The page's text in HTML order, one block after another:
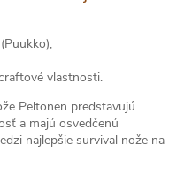
vlastnosti.
Peltonen predstavujú
a majú osvedčenú
najlepšie survival nože na